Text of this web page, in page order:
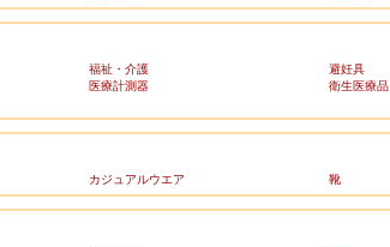
福祉・介護 避妊具
医療計測器 衛生医療品
カジュアルウエア 靴